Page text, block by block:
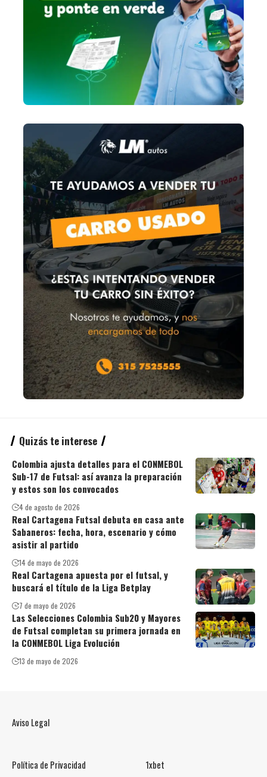
Quizás te interese
Colombia ajusta detalles para el CONMEBOL
Sub-17 de Futsal: así avanza la preparación
y estos son los convocados
4 de agosto de 2026
Real Cartagena Futsal debuta en casa ante
Sabaneros: fecha, hora, escenario y cómo
asistir al partido
14 de mayo de 2026
Real Cartagena apuesta por el futsal, y
buscará el título de la Liga Betplay
7 de mayo de 2026
Las Selecciones Colombia Sub20 y Mayores
de Futsal completan su primera jornada en
la CONMEBOL Liga Evolución
13 de mayo de 2026
Aviso Legal
Política de Privacidad 1xbet